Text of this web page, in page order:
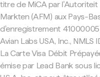
titre de MiCA par l'Autoriteit
Markten (AFM) aux Pays-
d'enregistrement
Avian Labs USA, Inc.,
La Carte Visa Débit
émise par Lead Bank sous